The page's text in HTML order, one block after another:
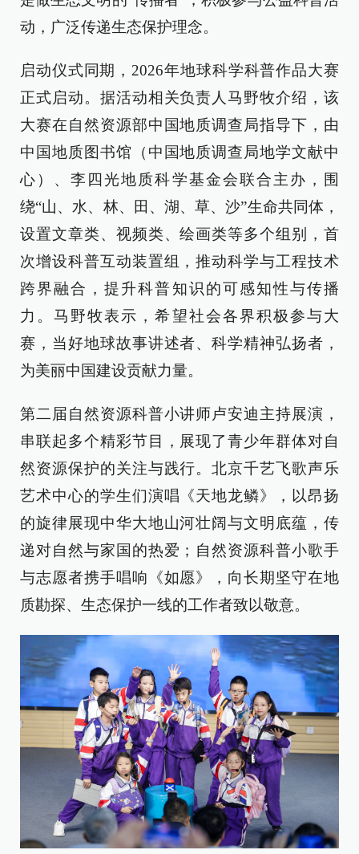
动，广泛传递生态保护理念。
启动仪式同期，2026年地球科学科普作品大赛
正式启动。据活动相关负责人马野牧介绍，该
大赛在自然资源部中国地质调查局指导下，由
中国地质图书馆（中国地质调查局地学文献中
心）、李四光地质科学基金会联合主办，围
绕“山、水、林、田、湖、草、沙”生命共同体，
设置文章类、视频类、绘画类等多个组别，首
次增设科普互动装置组，推动科学与工程技术
跨界融合，提升科普知识的可感知性与传播
力。马野牧表示，希望社会各界积极参与大
赛，当好地球故事讲述者、科学精神弘扬者，
为美丽中国建设贡献力量。
第二届自然资源科普小讲师卢安迪主持展演，
串联起多个精彩节目，展现了青少年群体对自
然资源保护的关注与践行。北京千艺飞歌声乐
艺术中心的学生们演唱《天地龙鳞》，以昂扬
的旋律展现中华大地山河壮阔与文明底蕴，传
递对自然与家国的热爱；自然资源科普小歌手
与志愿者携手唱响《如愿》，向长期坚守在地
质勘探、生态保护一线的工作者致以敬意。